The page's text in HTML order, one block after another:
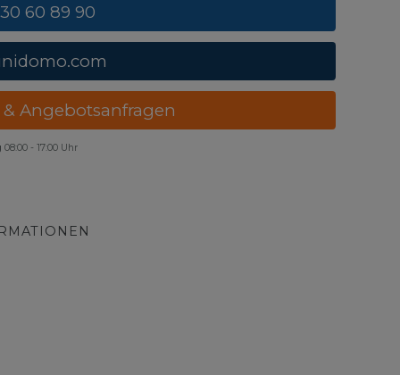
60 89 90
& Angebotsanfragen
08:00 - 17:00 Uhr